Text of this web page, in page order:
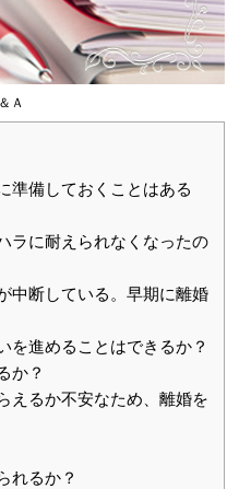
Ａ
準備しておくことはある
ラに耐えられなくなったの
中断している。早期に離婚
を進めることはできるか？
か？
えるか不安なため、離婚を
れるか？